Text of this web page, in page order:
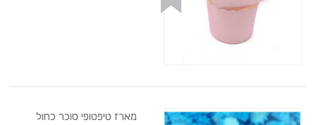
מארז טיפטופי סוכר כחול